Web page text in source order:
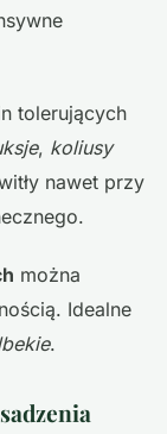
tolerujących
, koliusy
nawet przy
można
Idealne
.